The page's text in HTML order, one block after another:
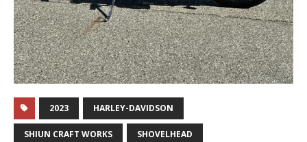
2023 HARLEY-DAVIDSON
SHIUN CRAFT WORKS SHOVELHEAD